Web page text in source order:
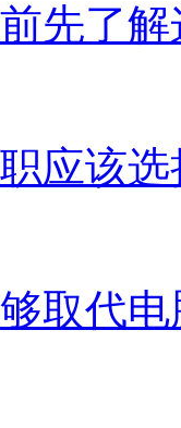
先了解
应该
取代电